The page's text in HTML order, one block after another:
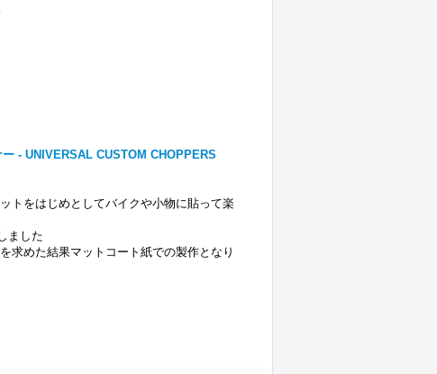
- UNIVERSAL CUSTOM CHOPPERS
トをはじめとしてバイクや小物に貼って楽
ました
求めた結果マットコート紙での製作となり